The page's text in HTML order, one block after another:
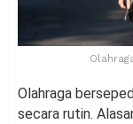
Olahraga
secara rutin.